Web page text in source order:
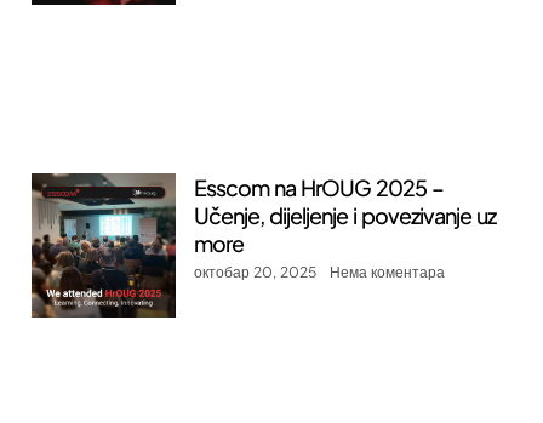
Esscom na HrOUG 2025 –
Učenje, dijeljenje i povezivanje uz
more
октобар 20, 2025 Нема коментара